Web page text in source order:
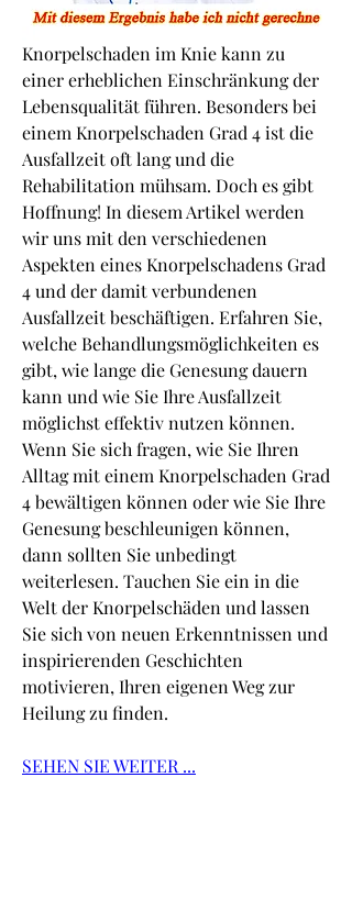
Knorpelschaden im Knie kann zu
einer erheblichen Einschränkung der
Lebensqualität führen. Besonders bei
einem Knorpelschaden Grad 4 ist die
Ausfallzeit oft lang und die
Rehabilitation mühsam. Doch es gibt
Hoffnung! In diesem Artikel werden
wir uns mit den verschiedenen
Aspekten eines Knorpelschadens Grad
4 und der damit verbundenen
Ausfallzeit beschäftigen. Erfahren Sie,
welche Behandlungsmöglichkeiten es
gibt, wie lange die Genesung dauern
kann und wie Sie Ihre Ausfallzeit
möglichst effektiv nutzen können.
Wenn Sie sich fragen, wie Sie Ihren
Alltag mit einem Knorpelschaden Grad
4 bewältigen können oder wie Sie Ihre
Genesung beschleunigen können,
dann sollten Sie unbedingt
weiterlesen. Tauchen Sie ein in die
Welt der Knorpelschäden und lassen
Sie sich von neuen Erkenntnissen und
inspirierenden Geschichten
motivieren, Ihren eigenen Weg zur
Heilung zu finden.
SEHEN SIE WEITER ...